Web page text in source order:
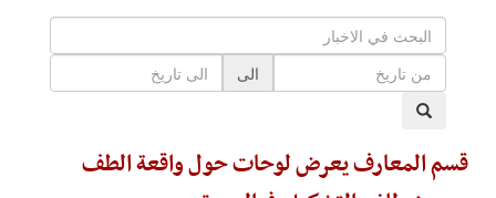
الى
قسم المعارف يعرض لوحات حول واقعة الطف